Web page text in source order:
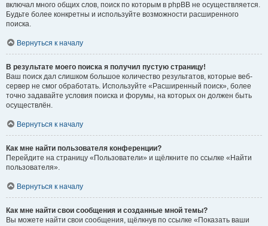
включал много общих слов, поиск по которым в phpBB не осуществляется.
Будьте более конкретны и используйте возможности расширенного
поиска.
Вернуться к началу
В результате моего поиска я получил пустую страницу!
Ваш поиск дал слишком большое количество результатов, которые веб-
сервер не смог обработать. Используйте «Расширенный поиск», более
точно задавайте условия поиска и форумы, на которых он должен быть
осуществлён.
Вернуться к началу
Как мне найти пользователя конференции?
Перейдите на страницу «Пользователи» и щёлкните по ссылке «Найти
пользователя».
Вернуться к началу
Как мне найти свои сообщения и созданные мной темы?
Вы можете найти свои сообщения, щёлкнув по ссылке «Показать ваши